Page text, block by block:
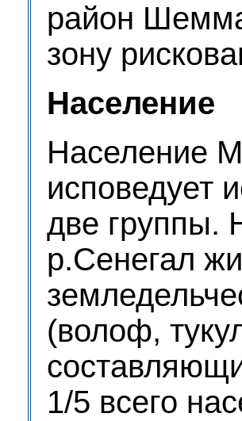
район
зону
Население
Население
исповедует
две группы.
р.Сенегал
(волоф,
1/5 всего